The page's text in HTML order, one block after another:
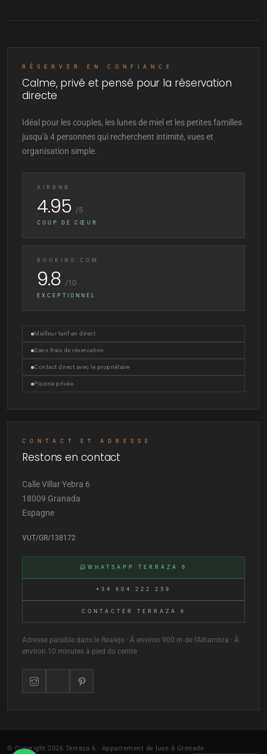
RÉSERVER EN CONFIANCE
Calme, privé et pensé pour la réservation
directe
Idéal pour les couples, les lunes de miel et les petites familles
jusqu'à 4 personnes qui recherchent intimité, vues et
organisation simple.
AIRBNB
4.95 /5
COUP DE CŒUR
BOOKING.COM
9.8 /10
EXCEPTIONNEL
Meilleur tarif en direct
Sans frais de réservation
Contact direct avec le propriétaire
Piscine privée
CONTACT ET ADRESSE
Restons en contact
Calle Villar Yebra 6
18009 Granada
Espagne
VUT/GR/138172
WHATSAPP TERRAZA 6
+34 604 222 259
CONTACTER TERRAZA 6
Adresse paisible dans le Realejo · À environ 900 m de l'Alhambra · À
environ 10 minutes à pied du centre
© Copyright 2026 Terraza 6 · Appartement de luxe à Grenade